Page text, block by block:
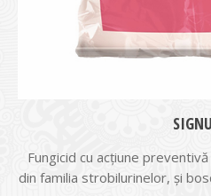
Fungicid cu acțiune
din familia strobilurinelor, și